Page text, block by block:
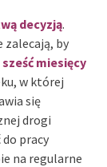
decyzją.
zalecają, by
miesięcy
w której
się
drogi
pracy
na regularne